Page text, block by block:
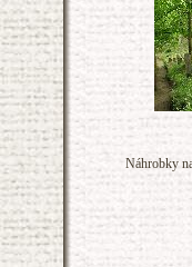
Náhrobky